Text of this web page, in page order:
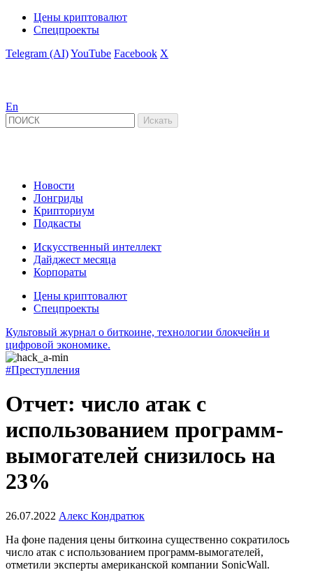
Цены криптовалют
Спецпроекты
Telegram (AI)YouTube Facebook X
En
Новости
Лонгриды
Крипториум
Подкасты
Искусственный интеллект
Дайджест месяца
Корпораты
Цены криптовалют
Спецпроекты
Культовый журнал о биткоине, технологии блокчейн и
цифровой экономике.
#Преступления
Отчет: число атак с
использованием программ-
вымогателей снизилось на
23%
26.07.2022 Алекс Кондратюк
На фоне падения цены биткоина существенно сократилось
число атак с использованием программ-вымогателей,
отметили эксперты американской компании SonicWall.